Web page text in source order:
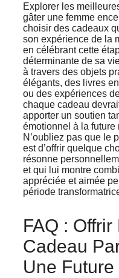
Explorer les
gâter une femme
choisir des cadeaux
son expérience de la
en célébrant cette
déterminante de sa
à travers des objets
élégants, des livres
ou des expériences
chaque cadeau
apporter un soutien
émotionnel à la future
N’oubliez pas que le
est d’offrir quelque
résonne
et qui lui montre
appréciée et aimée
période
FAQ : Offrir
Cadeau
Une Future